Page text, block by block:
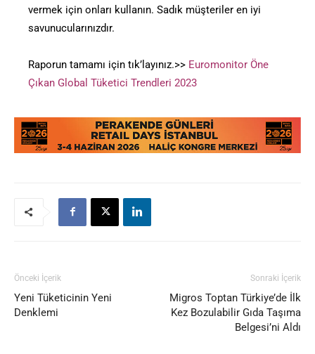
vermek için onları kullanın. Sadık müşteriler en iyi
savunucularınızdır.
Raporun tamamı için tık’layınız.>> Euromonitor Öne
Çıkan Global Tüketici Trendleri 2023
Önceki İçerik
Yeni Tüketicinin Yeni
Denklemi
Sonraki İçerik
Migros Toptan Türkiye’de İlk
Kez Bozulabilir Gıda Taşıma
Belgesi’ni Aldı